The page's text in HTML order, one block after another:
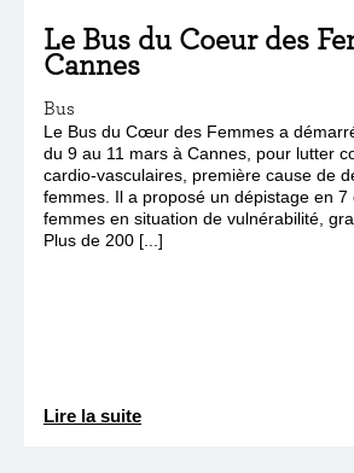
Le Bus du Coeur des
Cannes
Bus
Le Bus du Cœur des Femmes a
du 9 au 11 mars à Cannes, pour lutter
cardio-vasculaires, première cause de
femmes. Il a proposé un dépistage en 7
femmes en situation de vulnérabilité,
Plus de 200 [...]
Lire la suite